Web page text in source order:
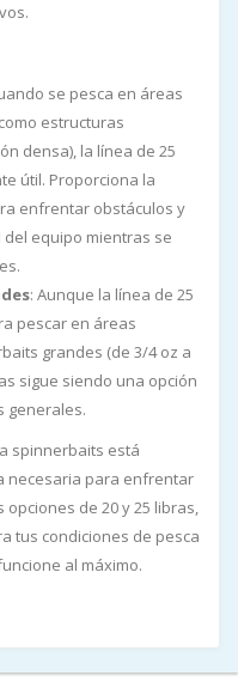
se pesca en áreas
estructuras
densa), la línea de 25
útil. Proporciona la
enfrentar obstáculos y
equipo mientras se
: Aunque la línea de 25
pescar en áreas
grandes (de 3/4 oz a
sigue siendo una opción
generales.
spinnerbaits está
necesaria para enfrentar
de 20 y 25 libras,
tus condiciones de pesca
al máximo.